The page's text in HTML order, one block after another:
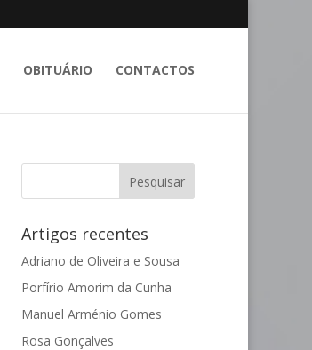
OBITUÁRIO CONTACTOS
Artigos recentes
Adriano de Oliveira e Sousa
Porfírio Amorim da Cunha
Manuel Arménio Gomes
Rosa Gonçalves